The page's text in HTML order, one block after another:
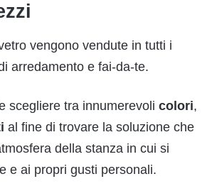
vengono vendute in tutti i
arredamento e fai-da-te.
scegliere tra innumerevoli colori,
al fine di trovare la soluzione che
della stanza in cui si
e ai propri gusti personali.